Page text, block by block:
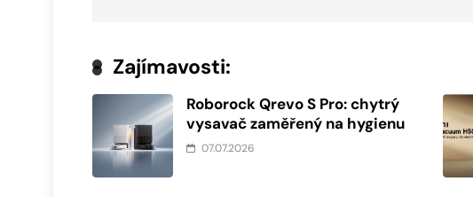
Zajímavosti:
Roborock Qrevo S Pro: chytrý
vysavač zaměřený na hygienu
07.07.2026